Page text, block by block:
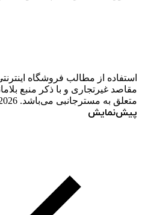
استفاده از مطالب فروشگاه
مقاصد غیرتجاری و با ذکر منبع
متعلق به مسترجانبی می‌باشد. Copyright © 2012 - 2026
پیش‌نمایش